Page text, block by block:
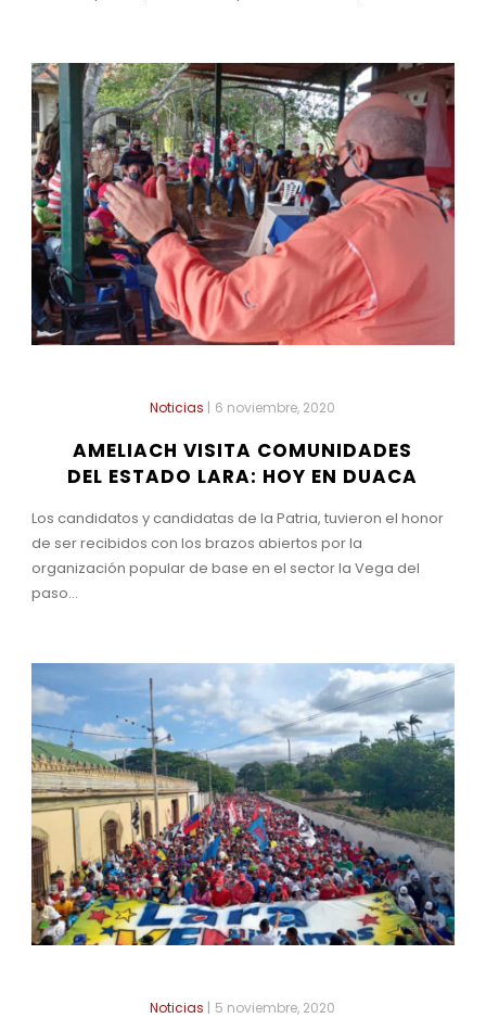
Noticias | 6 noviembre, 2020
AMELIACH VISITA COMUNIDADES
DEL ESTADO LARA: HOY EN DUACA
Los candidatos y candidatas de la Patria, tuvieron el honor
de ser recibidos con los brazos abiertos por la
organización popular de base en el sector la Vega del
paso...
Noticias | 5 noviembre, 2020